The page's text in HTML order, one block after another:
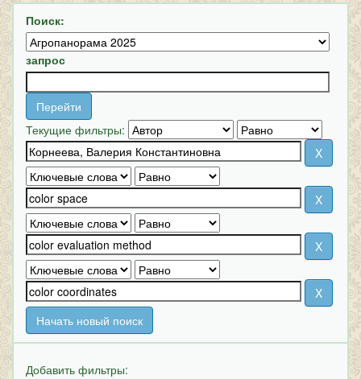
Поиск:
запрос
Текущие фильтры:
Начать новый поиск
Добавить фильтры: